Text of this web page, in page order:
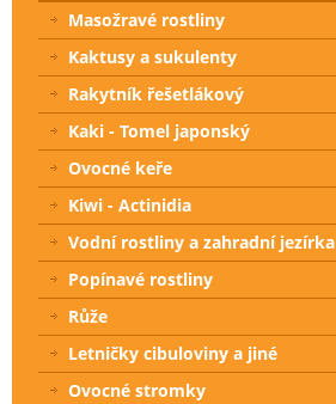
Masožravé rostliny
Kaktusy a sukulenty
Rakytník řešetlákový
Kaki - Tomel japonský
Ovocné keře
Kiwi - Actinidia
Vodní rostliny a zahradní jezírka
Popínavé rostliny
Růže
Letničky cibuloviny a jiné
Ovocné stromky